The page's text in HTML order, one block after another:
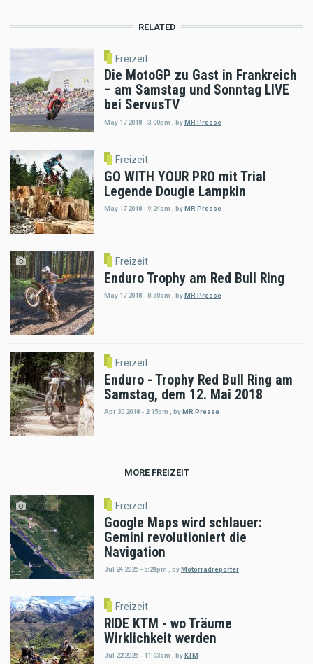
RELATED
Freizeit
Die MotoGP zu Gast in Frankreich
– am Samstag und Sonntag LIVE
bei ServusTV
May 17 2018 - 3:00pm byMR Presse
Freizeit
GO WITH YOUR PRO mit Trial
Legende Dougie Lampkin
May 17 2018 - 9:24am , by MR Presse
Freizeit
Enduro Trophy am Red Bull Ring
May 17 2018 - 8:50am byMR Presse
Freizeit
Enduro - Trophy Red Bull Ring am
Samstag, dem 12. Mai 2018
Apr 30 2018 - 2:15pm byMR Presse
MORE FREIZEIT
Freizeit
Google Maps wird schlauer:
Gemini revolutioniert die
Navigation
Jul 24 2026 - 5:24pm , byMotorradreporter
Freizeit
RIDE KTM - wo Träume
Wirklichkeit werden
Jul 22 2026 - 11:03am byKTM